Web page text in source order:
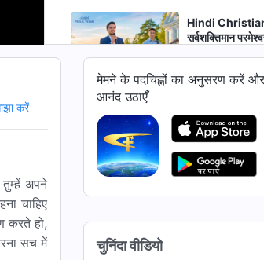
Hindi
सर्वशक्तिमान
5:49
करता है परमेश्वर
प्रति सच्चा हृदय रखे
6:11
Hindi
दिनों में मसीह के
करें
तुम्हें अपने
चाहिए
करते हो,
सच में
मेमने के पदचिह्नों का अनुसरण करें
आनंद उठाएँ
चुनिंदा वीडियो